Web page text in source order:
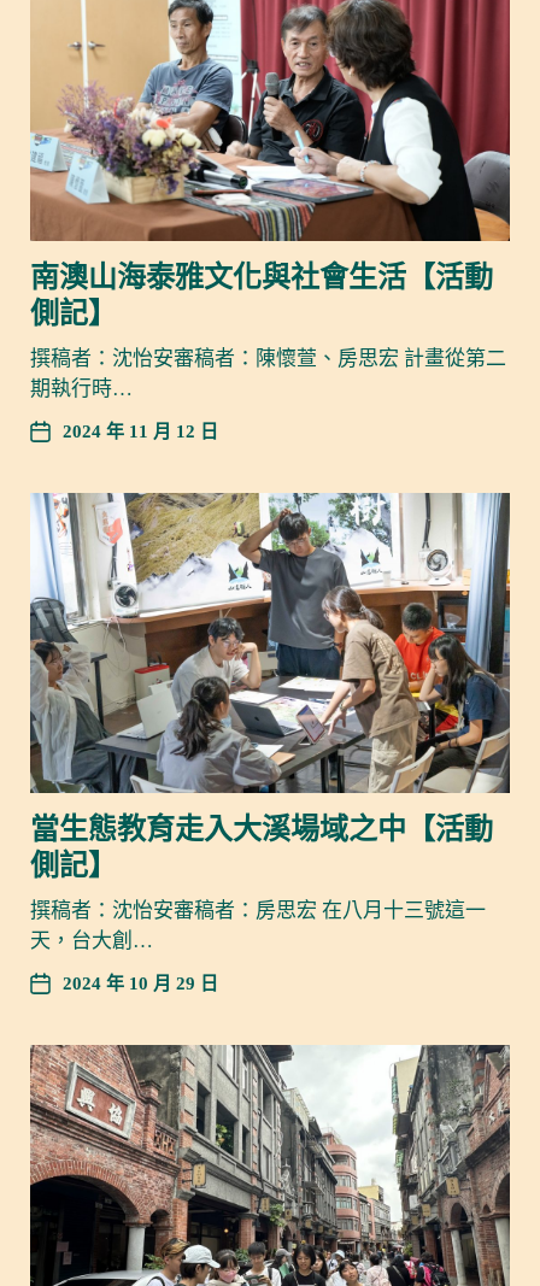
南澳山海泰雅文化與社會生活【活動
側記】
撰稿者：沈怡安審稿者：陳懷萱、房思宏 計畫從第二
期執行時…
2024 年 11 月 12 日
當生態教育走入大溪場域之中【活動
側記】
撰稿者：沈怡安審稿者：房思宏 在八月十三號這一
天，台大創…
2024 年 10 月 29 日